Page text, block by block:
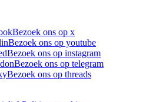
Bezoek ons op x
Bezoek ons op youtube
Bezoek ons op instagram
Bezoek ons op telegram
Bezoek ons op threads